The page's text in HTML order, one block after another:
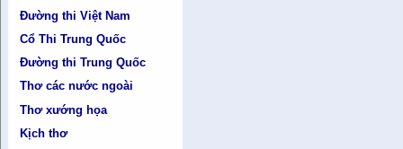
Đường thi Việt Nam
Cổ Thi Trung Quốc
Đường thi Trung Quốc
Thơ các nước ngoài
Thơ xướng họa
Kịch thơ